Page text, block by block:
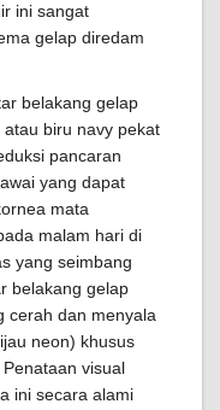
ini sangat
gelap diredam
belakang gelap
biru navy pekat
pancaran
yang dapat
mata
malam hari di
yang seimbang
belakang gelap
cerah dan menyala
neon) khusus
visual
ini secara alami